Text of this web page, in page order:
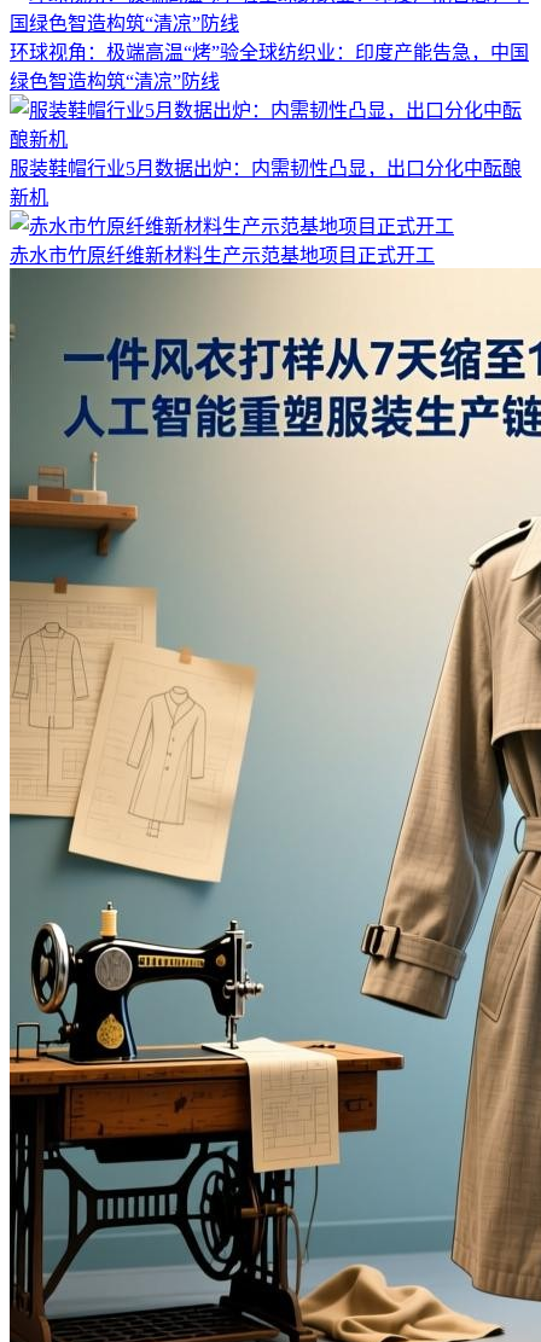
环球视角：极端高温“烤”验全球纺织业：印度产能告急，中国
绿色智造构筑“清凉”防线
服装鞋帽行业5月数据出炉：内需韧性凸显，出口分化中酝酿
新机
赤水市竹原纤维新材料生产示范基地项目正式开工